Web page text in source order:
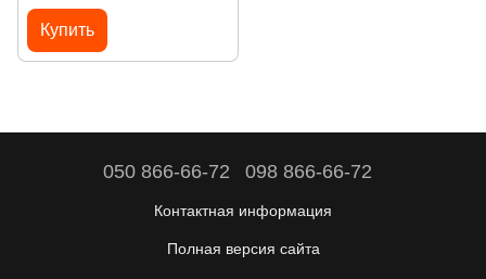
Купить
050 866-66-72 098 866-66-72
Контактная информация
Полная версия сайта